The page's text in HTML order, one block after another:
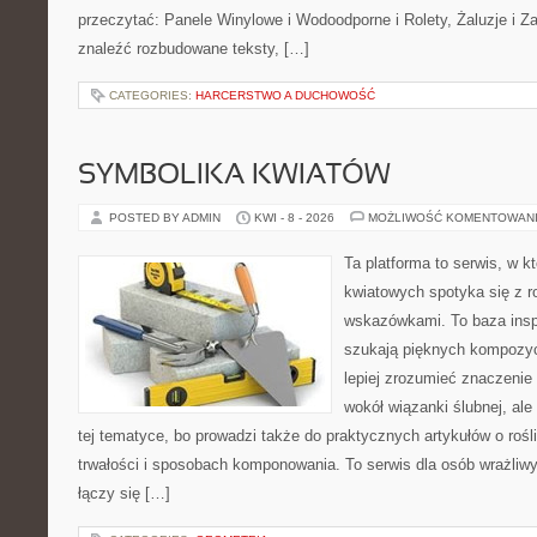
przeczytać: Panele Winylowe i Wodoodporne i Rolety, Żaluzje i
znaleźć rozbudowane teksty, […]
CATEGORIES: HARCERSTWO A DUCHOWOŚĆ
SYMBOLIKA KWIATÓW
POSTED BY ADMIN KWI - 8 - 2026 MOŻLIWOŚĆ
Ta platforma to serwis, w
kwiatowych spotyka się z
wskazówkami. To baza
szukają pięknych
lepiej zrozumieć
wokół wiązanki ślubnej,
tej tematyce, bo prowadzi także do praktycznych artykułów o
trwałości i sposobach komponowania. To serwis dla osób
łączy się […]